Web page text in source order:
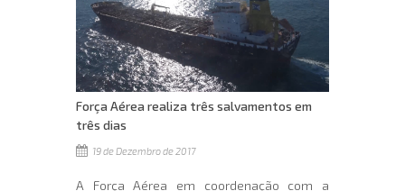
Força Aérea realiza três salvamentos em
três dias
19 de Dezembro de 2017
A Força Aérea em coordenação com a